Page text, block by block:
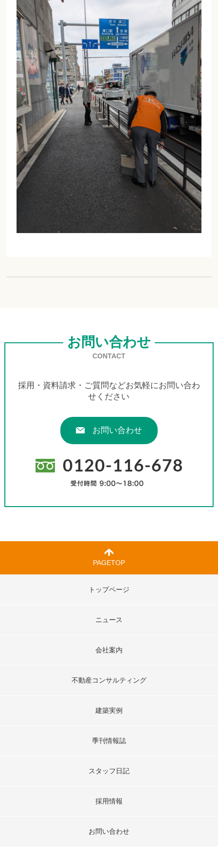
お問い合わせ
CONTACT
採用・資料請求・ご質問などお気軽にお問い合わ
せください
お問い合わせ
PAGETOP
トップページ
ニュース
会社案内
不動産コンサルティング
建築実例
季刊情報誌
スタッフ日記
採用情報
お問い合わせ